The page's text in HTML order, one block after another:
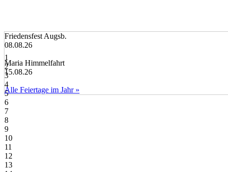
1
2
3
4
5
6
7
8
9
10
11
12
13
Friedensfest Augsb.
08.08.26
Maria Himmelfahrt
15.08.26
Alle Feiertage im Jahr »